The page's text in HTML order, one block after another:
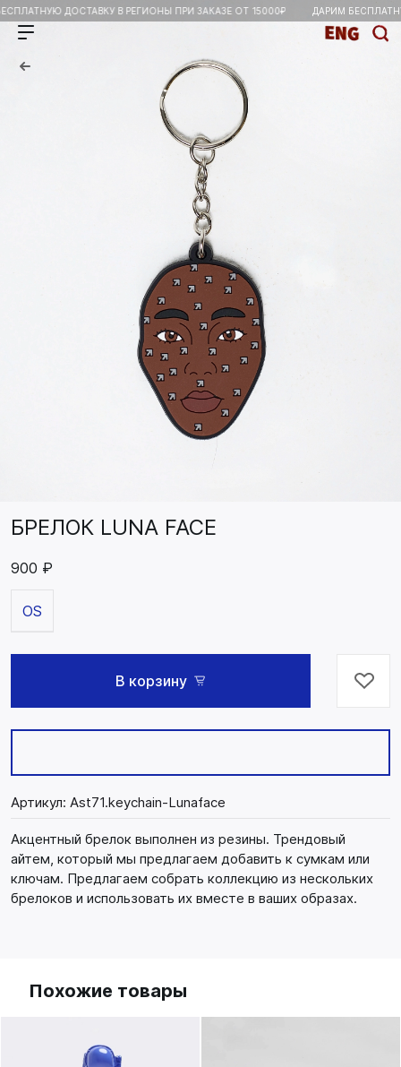
ДОСТАВКУ В РЕГИОНЫ ПРИ ЗАКАЗЕ ОТ 15000₽ ДАРИМ
БРЕЛОК LUNA FACE
Артикул: Ast71.keychain-Lunaface
900 ₽
OS
В корзину
Акцентный брелок выполнен из резины. Трендовый
айтем, который мы предлагаем добавить к сумкам или
ключам. Предлагаем собрать коллекцию из нескольких
брелоков и использовать их вместе в ваших образах.
Похожие товары